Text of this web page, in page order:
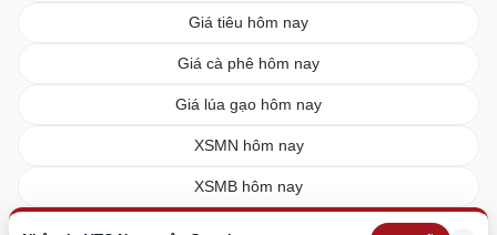
Giá tiêu hôm nay
Giá cà phê hôm nay
Giá lúa gạo hôm nay
XSMN hôm nay
XSMB hôm nay